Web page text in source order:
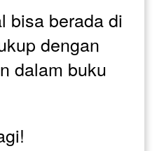
bisa berada di
dengan
dalam buku